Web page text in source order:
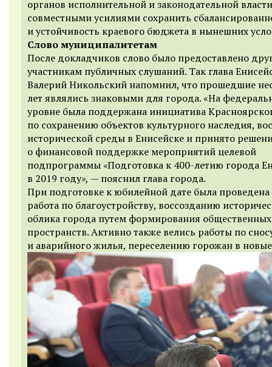
органов исполнительной и законодательной
совместными усилиями сохранить
и устойчивость краевого бюджета в нынешних
Слово муниципалитетам
После докладчиков слово было предоставлено
участникам публичных слушаний. Так глава
Валерий Никольский напомнил, что прошедшие
лет являлись знаковыми для города. «На
уровне была поддержана инициатива
по сохранению объектов культурного наследия,
исторической среды в Енисейске и принято
о финансовой поддержке мероприятий целевой
подпрограммы «Подготовка к 400-летию города
в 2019 году», — пояснил глава города.
При подготовке к юбилейной дате была
работа по благоустройству, воссозданию
облика города путем формирования общественных
пространств. Активно также велись работы по
и аварийного жилья, переселению горожан в